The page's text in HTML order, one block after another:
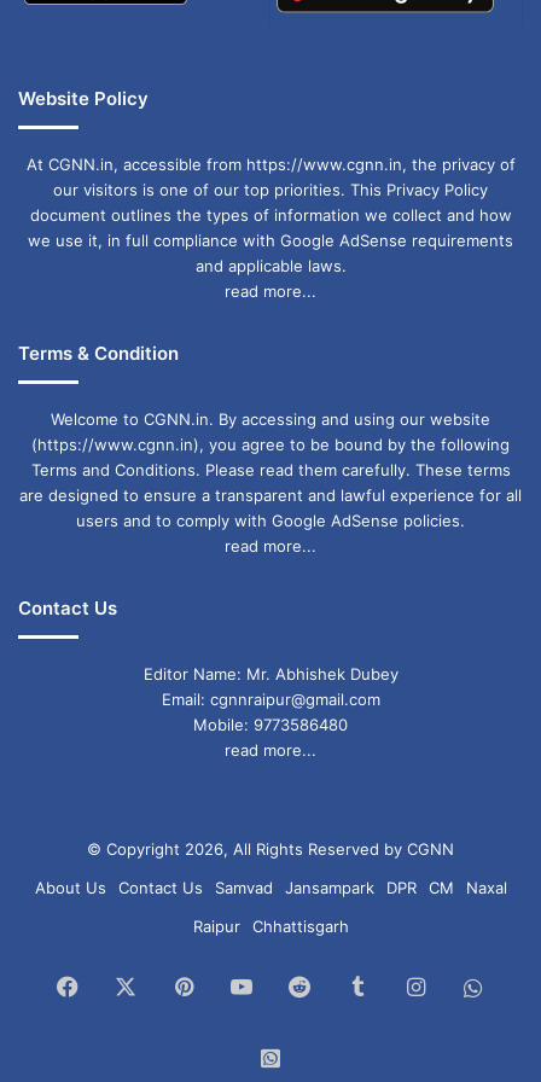
Website Policy
At CGNN.in, accessible from https://www.cgnn.in, the privacy of
our visitors is one of our top priorities. This Privacy Policy
document outlines the types of information we collect and how
we use it, in full compliance with Google AdSense requirements
and applicable laws.
read more...
Terms & Condition
Welcome to CGNN.in. By accessing and using our website
(https://www.cgnn.in), you agree to be bound by the following
Terms and Conditions. Please read them carefully. These terms
are designed to ensure a transparent and lawful experience for all
users and to comply with Google AdSense policies.
read more...
Contact Us
Editor Name: Mr. Abhishek Dubey
Email: cgnnraipur@gmail.com
Mobile: 9773586480
read more...
© Copyright 2026, All Rights Reserved by CGNN
About Us
Contact Us Samvad Jansampark DPR CM
Naxal
Raipur
Chhattisgarh
Facebook PinterestYouTubeReddit TumblrInstagram